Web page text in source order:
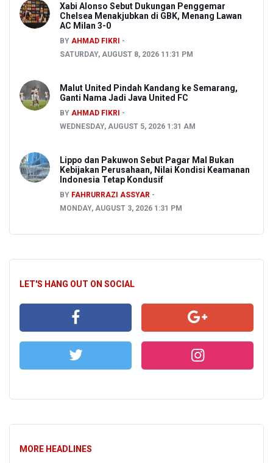
Xabi Alonso Sebut Dukungan Penggemar
Chelsea Menakjubkan di GBK, Menang Lawan
AC Milan 3-0
BY AHMAD FIKRI
SATURDAY, AUGUST 8, 2026 11:31 PM
Malut United Pindah Kandang ke Semarang,
Ganti Nama Jadi Java United FC
BY AHMAD FIKRI
WEDNESDAY, AUGUST 5, 2026 1:31 AM
Lippo dan Pakuwon Sebut Pagar Mal Bukan
Kebijakan Perusahaan, Nilai Kondisi Keamanan
Indonesia Tetap Kondusif
BY FAHRURRAZI ASSYAR
MONDAY, AUGUST 3, 2026 1:31 PM
LET'S HANG OUT ON SOCIAL
MORE HEADLINES